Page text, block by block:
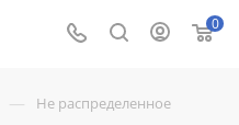
0
— Не распределенное